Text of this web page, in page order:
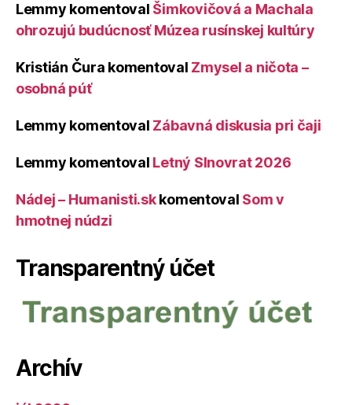
Lemmy komentoval Šimkovičová a Machala
ohrozujú budúcnosť Múzea rusínskej kultúry
Kristián Čura komentoval Zmysel a ničota –
osobná púť
Lemmy komentoval Zábavná diskusia pri čaji
Lemmy komentoval Letný Slnovrat 2026
Nádej – Humanisti.skkomentoval Som v
hmotnej núdzi
Transparentný účet
Archív